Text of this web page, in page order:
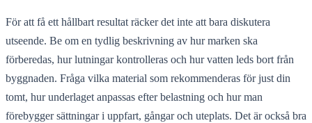
För att få ett hållbart resultat räcker det inte att bara diskutera
utseende. Be om en tydlig beskrivning av hur marken ska
förberedas, hur lutningar kontrolleras och hur vatten leds bort från
byggnaden. Fråga vilka material som rekommenderas för just din
tomt, hur underlaget anpassas efter belastning och hur man
förebygger sättningar i uppfart, gångar och uteplats. Det är också bra